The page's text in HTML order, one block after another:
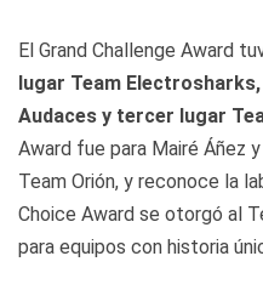
El Grand Challenge Award
lugar Team
Audaces y tercer lugar
Award fue para Mairé Áñez
Team Orión, y reconoce la
Choice Award se otorgó al
para equipos con historia